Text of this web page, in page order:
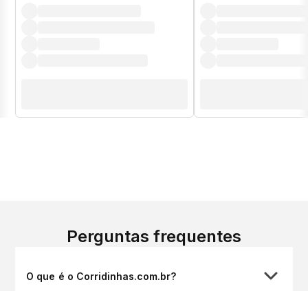
Perguntas frequentes
O que é o Corridinhas.com.br?